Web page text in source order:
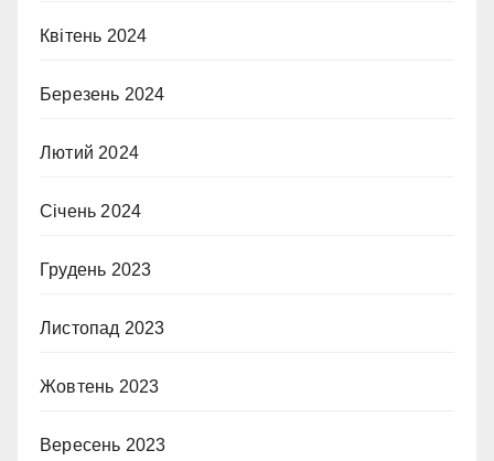
Квітень 2024
Березень 2024
Лютий 2024
Січень 2024
Грудень 2023
Листопад 2023
Жовтень 2023
Вересень 2023